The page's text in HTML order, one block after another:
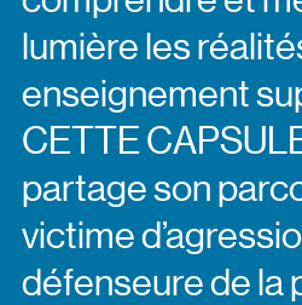
lumière les
enseignement
CETTE
partage son
victime
défenseure de la